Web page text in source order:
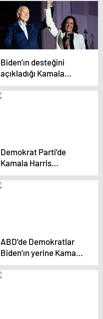
yolunda ilerliyor
Biden’ın desteğini
açıkladığı Kamala
Harris’ten ilk açıklama:
Kazanmak için her şeyi
Demokrat Parti’de
Kamala Harris
dışındaki olası başkan
adayları kimler?
ABD’de Demokratlar
Biden’ın yerine Kamala
Harris’i öne çıkarıyor